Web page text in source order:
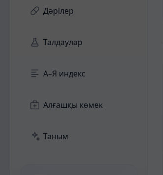
Дәрілер
Талдаулар
А–Я индекс
Алғашқы көмек
Таным